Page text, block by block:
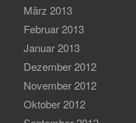
März 2013
Februar 2013
Januar 2013
Dezember 2012
November 2012
Oktober 2012